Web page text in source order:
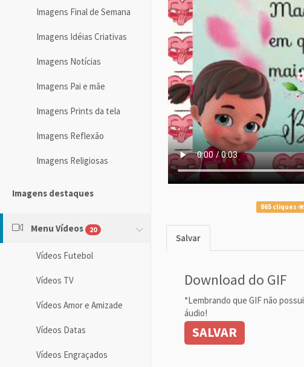
Imagens Final de Semana
Imagens Idéias Criativas
Imagens Notícias
Imagens Pai e mãe
Imagens Prints da tela
Imagens Reflexão
Imagens Religiosas
Imagens destaques
Menu Vídeos 20
Vídeos Futebol
Vídeos TV
Vídeos Amor e Amizade
Vídeos Datas
Vídeos Engraçados
865 cliques
Salvar
Download do GIF
*Lembrando que GIF não possui
áudio!
SALVAR